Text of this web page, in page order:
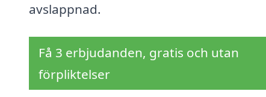
avslappnad.
Få 3 erbjudanden, gratis och utan
förpliktelser